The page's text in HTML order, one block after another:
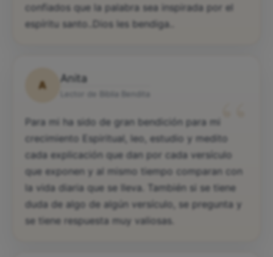
confiados que la palabra sea inspirada por el
espíritu santo..Dios les bendiga..
A
Anita
“
Para mi ha sido de gran bendición para mi
crecimiento Espiritual, leo, estudio y medito
cada explicación que dan por cada versículo
que exponen y al mismo tiempo comparan con
la vida diaria que se lleva. También si se tiene
duda de algo de algún versículo, se pregunta y
se tiene respuesta muy valiosas.